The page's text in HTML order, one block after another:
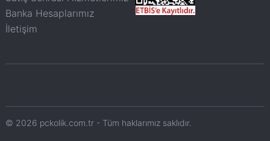
Banka Hesaplarımız
İletişim
© 2026 pckolik.com.tr - Tüm haklarımız saklıdır.